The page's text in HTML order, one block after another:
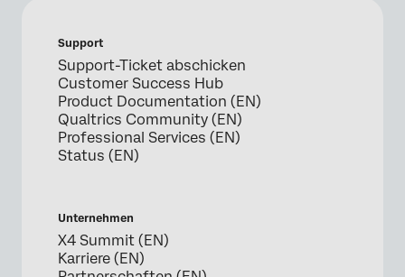
Support
Support-Ticket abschicken
Customer Success Hub
Product Documentation (EN)
Qualtrics Community (EN)
Professional Services (EN)
Status (EN)
Unternehmen
X4 Summit (EN)
Karriere (EN)